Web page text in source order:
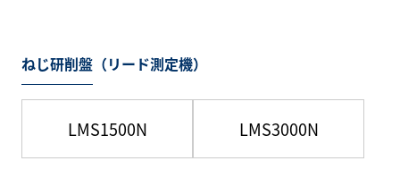
ねじ研削盤（リード測定機）
LMS1500N LMS3000N